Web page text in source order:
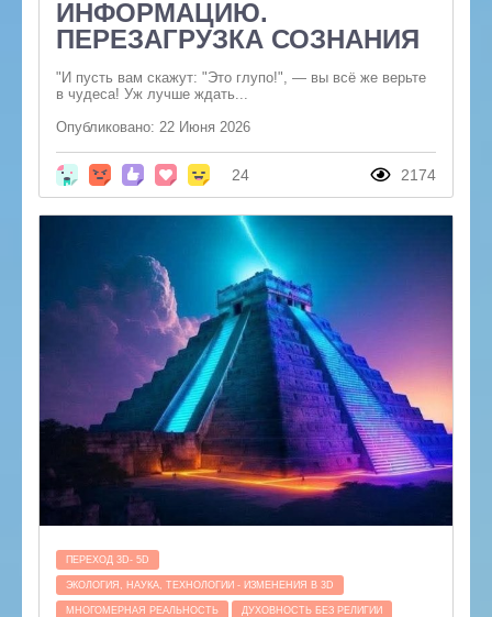
ИНФОРМАЦИЮ.
ПЕРЕЗАГРУЗКА СОЗНАНИЯ
"И пусть вам скажут: "Это глупо!", — вы всё же верьте
в чудеса! Уж лучше ждать...
Опубликовано: 22 Июня 2026
24 2174
ПЕРЕХОД 3D- 5D
ЭКОЛОГИЯ, НАУКА, ТЕХНОЛОГИИ - ИЗМЕНЕНИЯ В 3D
МНОГОМЕРНАЯ РЕАЛЬНОСТЬ ДУХОВНОСТЬ БЕЗ РЕЛИГИИ